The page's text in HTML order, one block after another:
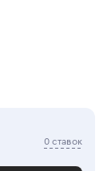
0 ставок